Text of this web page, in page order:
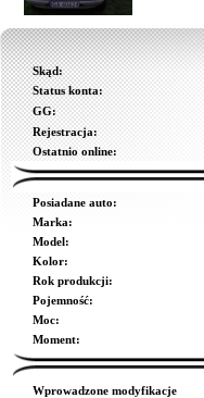
Skąd:
Status konta:
GG:
Rejestracja:
Ostatnio online:
Posiadane auto:
Marka:
Model:
Kolor:
Rok produkcji:
Pojemność:
Moc:
Moment:
Wprowadzone modyfikacje